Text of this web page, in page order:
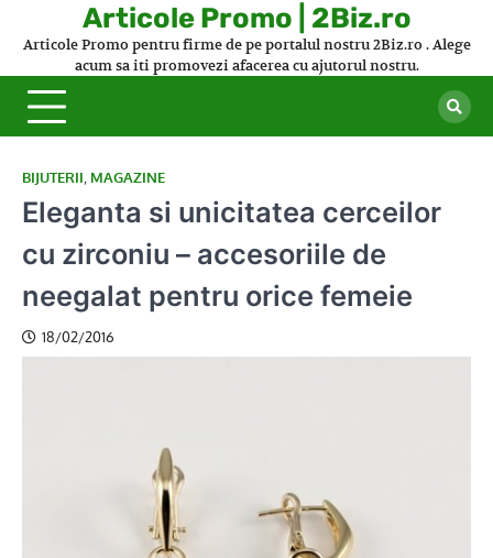
Articole Promo | 2Biz.ro
Articole Promo pentru firme de pe portalul nostru 2Biz.ro . Alege
acum sa iti promovezi afacerea cu ajutorul nostru.
BIJUTERII MAGAZINE
Eleganta si unicitatea cerceilor
cu zirconiu – accesoriile de
neegalat pentru orice femeie
18/02/2016